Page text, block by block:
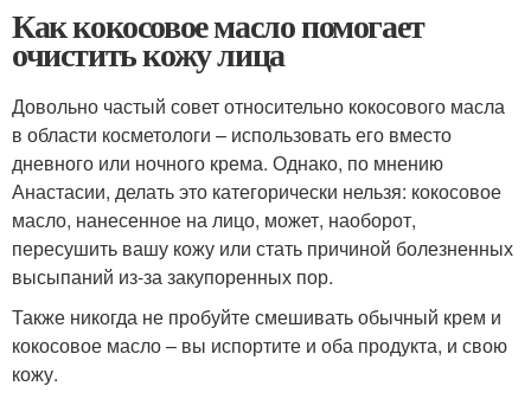
Как кокосовое масло помогает
очистить кожу лица
Довольно частый совет относительно кокосового масла
в области косметологи – использовать его вместо
дневного или ночного крема. Однако, по мнению
Анастасии, делать это категорически нельзя: кокосовое
масло, нанесенное на лицо, может, наоборот,
пересушить вашу кожу или стать причиной болезненных
высыпаний из-за закупоренных пор.
Также никогда не пробуйте смешивать обычный крем и
кокосовое масло – вы испортите и оба продукта, и свою
кожу.